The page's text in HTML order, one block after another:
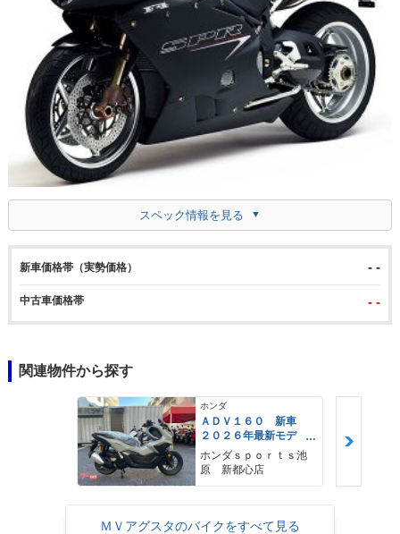
スペック情報を見る
新車価格帯（実勢価格） - -
中古車価格帯 - -
関連物件から探す
ホンダ
ＡＤＶ１６０ 新車
２０２６年最新モデ
ル パールスモーキー
グレー スマートキ
ー ２９Ｌメットイ
ホンダｓｐｏｒｔｓ池
原 新都心店
ＭＶアグスタのバイクをすべて見る